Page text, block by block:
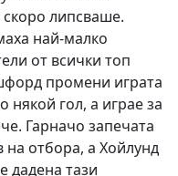
липсваше.
най-малко
от всички топ
промени играта
някой гол, а играе за
Гарначо запечата
на отбора, а Хойлунд
дадена тази